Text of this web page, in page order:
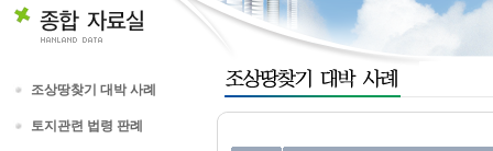
조상땅찾기 대박 사례
토지관련 법령 판례